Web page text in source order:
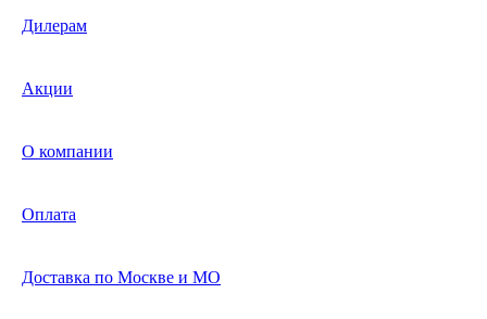
Дилерам
Акции
О компании
Оплата
Доставка по Москве и МО